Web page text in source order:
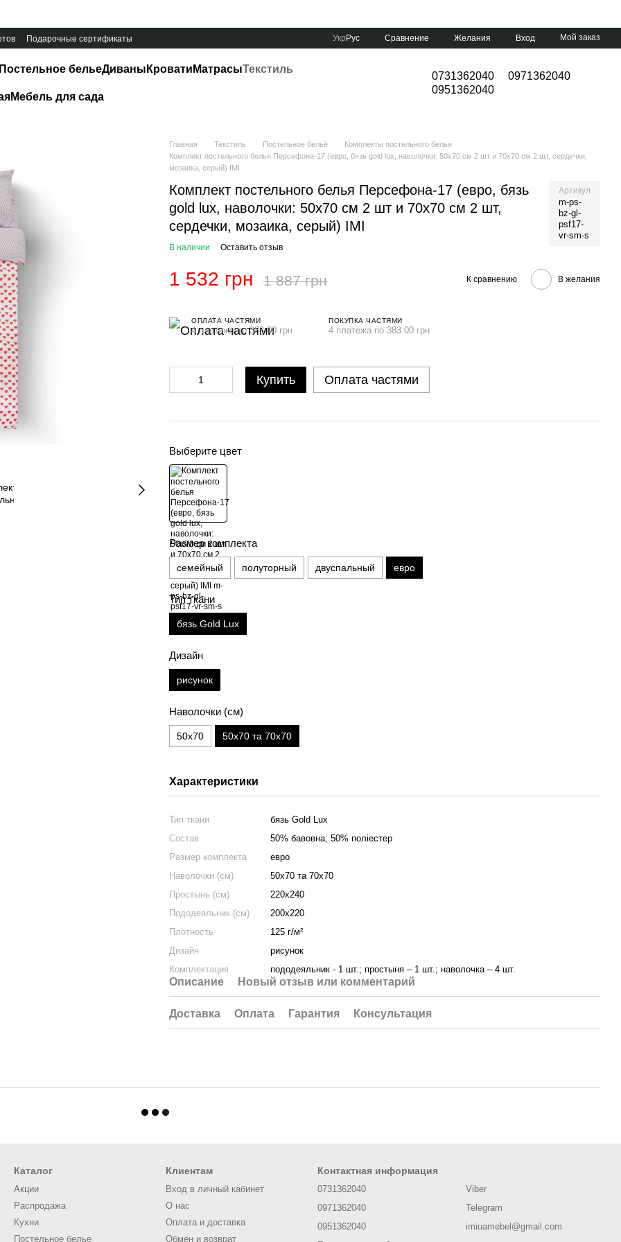
Подарочные сертификаты Укр Рус Сравнение Желания Вход Мой заказ
бельеДиваны Кровати МатрасыТекстиль
Мебель для сада
0731362040
0971362040
0951362040
Главная Текстиль Постельное бельё
Комплекты постельного белья
Комплект постельного белья Персефона-17 (евро, бязь gold lux, наволочки: 50х70 см 2 шт и 70х70 см 2 шт, сердечки,
мозаика, серый) IMI
Комплект постельного белья Персефона-17 (евро, бязь
gold lux, наволочки: 50х70 см 2 шт и 70х70 см 2 шт,
сердечки, мозаика, серый) IMI
Артикул
m-ps-
bz-gl-
psf17-
vr-sm-s
В наличии Оставить отзыв
1 532 грн 1 887 грн К сравнению В желания
ОПЛАТА ЧАСТЯМИ
4 платежа по 383.00 грн
ПОКУПКА ЧАСТЯМИ
4 платежа по 383.00 грн
Купить Оплата частями
Выберите цвет
Размер комплекта
семейный полуторный двуспальный евро
Тип ткани
бязь Gold Lux
Дизайн
рисунок
Наволочки (см)
50х70 50х70 та 70х70
Характеристики
Тип ткани
бязь Gold Lux
Состав
50% бавовна; 50% поліестер
Размер комплекта
евро
Наволочки (см)
50х70 та 70х70
Простынь (см)
220х240
Пододеяльник (см)
200х220
Плотность
125 г/м²
Дизайн
рисунок
Комплектация
пододеяльник - 1 шт.; простыня – 1 шт.; наволочка – 4 шт.
Описание Новый отзыв или комментарий
Доставка Оплата Гарантия Консультация
Каталог
Акции
Распродажа
Кухни
Постельное белье
Клиентам
Вход в личный кабинет
О нас
Оплата и доставка
Обмен и возврат
Контактная информация
0731362040
0971362040
0951362040
Viber
Telegram
imiuamebel@gmail.com